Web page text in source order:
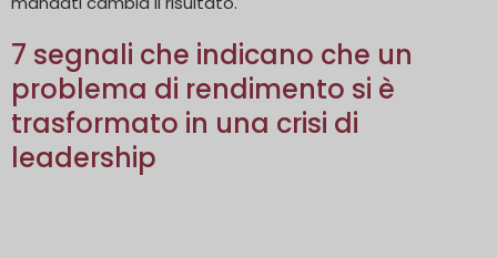
7 segnali che indicano che un
problema di rendimento si è
trasformato in una crisi di
leadership